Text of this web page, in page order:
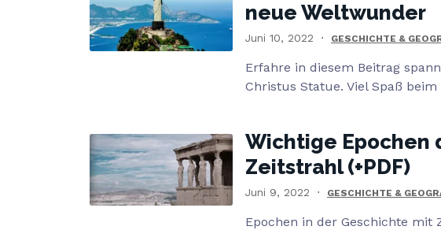
neue Weltwunder
Juni 10, 2022 GESCHICHTE &
Erfahre in diesem Beitrag
Christus Statue. Viel Spaß beim
Wichtige Epochen
Zeitstrahl (+PDF)
Juni 9, 2022 GESCHICHTE &
Epochen in der Geschichte mit